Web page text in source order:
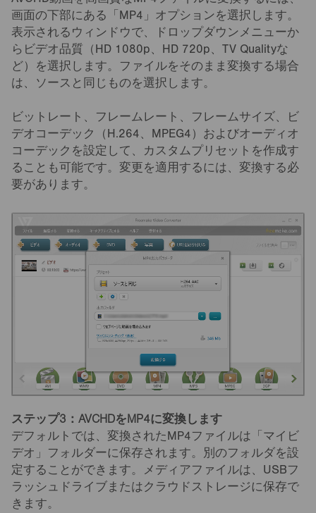
画面の下部にある「MP4」オプションを選択します。
表示されるウィンドウで、ドロップダウンメニューか
らビデオ品質（HD 1080p、HD 720p、TV Qualityな
ど）を選択します。ファイルをそのまま変換する場合
は、ソースと同じものを選択します。
ビットレート、フレームレート、フレームサイズ、ビ
デオコーデック（H.264、MPEG4）およびオーディオ
コーデックを設定して、カスタムプリセットを作成す
ることも可能です。変更を適用するには、変換する必
要があります。
ステップ3：AVCHDをMP4に変換します
デフォルトでは、変換されたMP4ファイルは「マイビ
デオ」フォルダーに保存されます。別のフォルダを設
定することができます。メディアファイルは、USBフ
ラッシュドライブまたはクラウドストレージに保存で
きます。